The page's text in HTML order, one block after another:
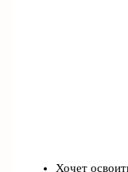
Хочет